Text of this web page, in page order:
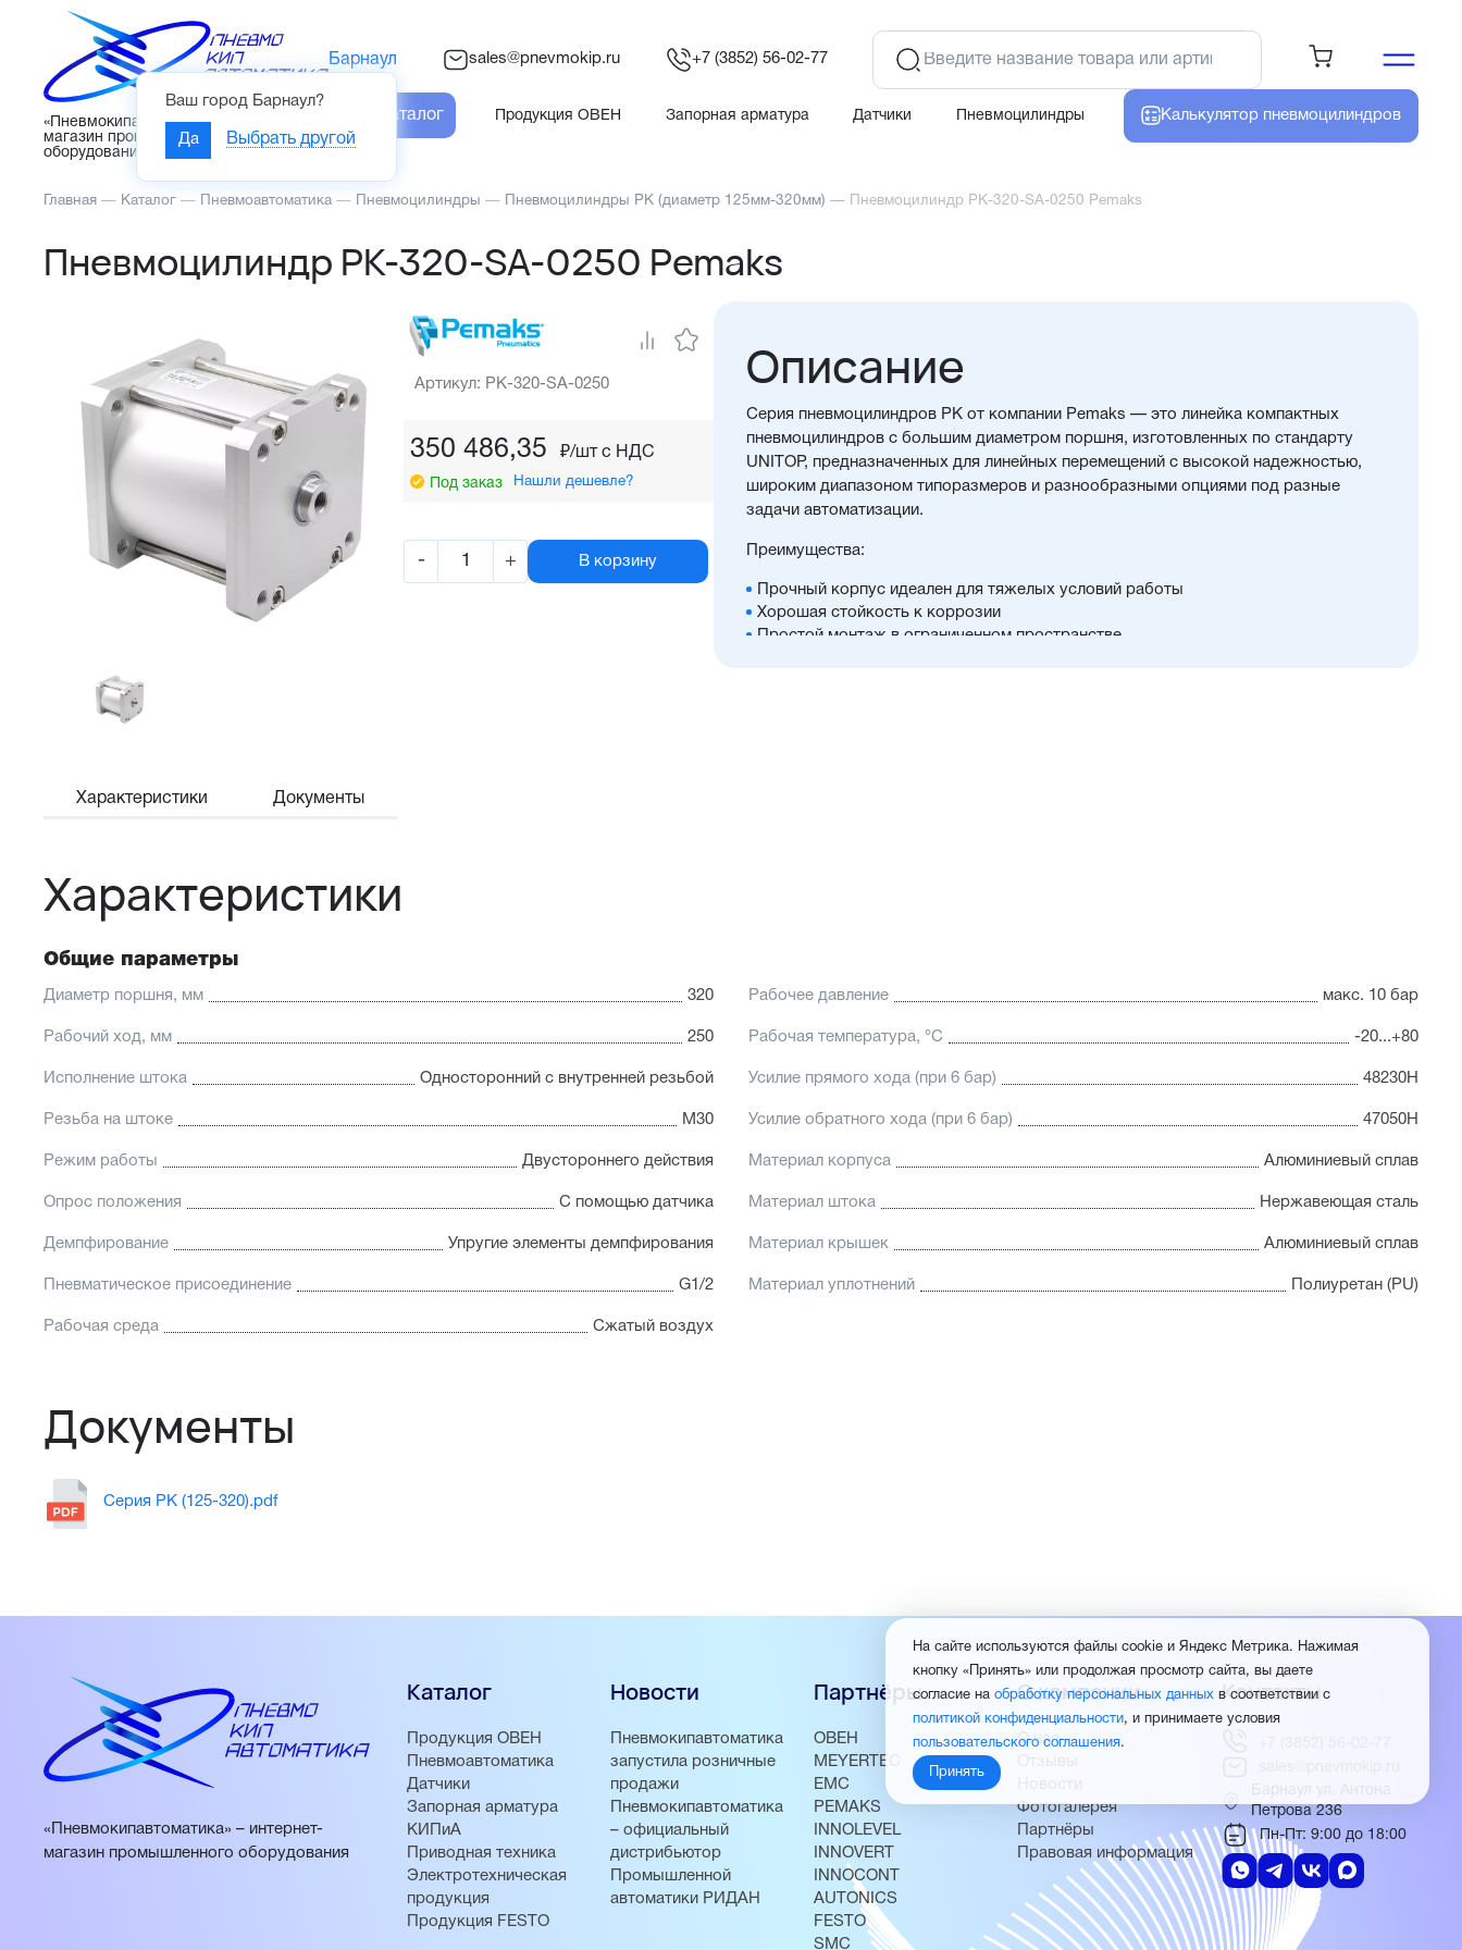
«Пневмокипавтоматика» – интернет-
магазин промышленного
оборудования
Барнаул
Ваш город Барнаул?
Да Выбрать другой
sales@pnevmokip.ru +7 (3852) 56-02-77
Каталог Продукция ОВЕН Запорная арматура Датчики Пневмоцилиндры Калькулятор пневмоцилиндров
Главная — Каталог — Пневмоавтоматика — Пневмоцилиндры — Пневмоцилиндры PK (диаметр 125мм-320мм) — Пневмоцилиндр PK-320-SA-0250 Pemaks
Пневмоцилиндр PK-320-SA-0250 Pemaks
Артикул: PK-320-SA-0250
350 486,35 ₽/шт c НДС
Под заказ Нашли дешевле?
- + В корзину
Описание
Серия пневмоцилиндров PK от компании Pemaks — это линейка компактных
пневмоцилиндров с большим диаметром поршня, изготовленных по стандарту
UNITOP, предназначенных для линейных перемещений с высокой надежностью,
широким диапазоном типоразмеров и разнообразными опциями под разные
задачи автоматизации.
Преимущества:
Прочный корпус идеален для тяжелых условий работы
Хорошая стойкость к коррозии
Простой монтаж в ограниченном пространстве
Характеристики Документы
Характеристики
Общие параметры
Диаметр поршня, мм 320 Рабочее давление макс. 10 бар
Рабочий ход, мм 250 Рабочая температура, °C -20...+80
Исполнение штока Односторонний с внутренней резьбой Усилие прямого хода (при 6 бар) 48230Н
Резьба на штоке М30 Усилие обратного хода (при 6 бар) 47050Н
Режим работы Двустороннего действия Материал корпуса Алюминиевый сплав
Опрос положения С помощью датчика Материал штока Нержавеющая сталь
Демпфирование Упругие элементы демпфирования Материал крышек Алюминиевый сплав
Пневматическое присоединение G1/2 Материал уплотнений Полиуретан (PU)
Рабочая среда Сжатый воздух
Документы
Серия PK (125-320).pdf
«Пневмокипавтоматика» – интернет-
магазин промышленного оборудования
Каталог
Продукция ОВЕН
Пневмоавтоматика
Датчики
Запорная арматура
КИПиА
Приводная техника
Электротехническая
продукция
Продукция FESTO
Новости
Пневмокипавтоматика
запустила розничные
продажи
Пневмокипавтоматика
– официальный
дистрибьютор
Промышленной
автоматики РИДАН
Партнёры
ОВЕН
MEYERTEC
EMC
PEMAKS
INNOLEVEL
INNOVERT
INNOCONT
AUTONICS
FESTO
SMC
О компании
О нас
Отзывы
Новости
Фотогалерея
Партнёры
Правовая информация
Контакты
+7 (3852) 56-02-77
sales@pnevmokip.ru
Барнаул ул. Антона
Петрова 236
Пн-Пт: 9:00 до 18:00
На сайте используются файлы cookie и Яндекс Метрика. Нажимая
кнопку «Принять» или продолжая просмотр сайта, вы даете
согласие на обработку персональных данных в соответствии с
политикой конфиденциальности, и принимаете условия
пользовательского соглашения.
Принять